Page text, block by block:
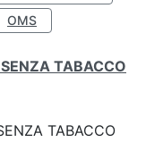
OMS
TABACCO
TABACCO